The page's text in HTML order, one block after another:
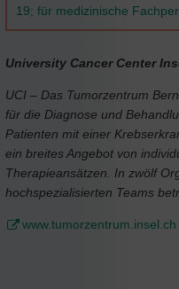
19; für medizinische
University Cancer Center
UCI – Das Tumorzentrum
für die Diagnose und
Patienten mit einer
ein breites Angebot von
Therapieansätzen. In zwölf
hochspezialisierten Teams
www.tumorzentrum.insel.ch